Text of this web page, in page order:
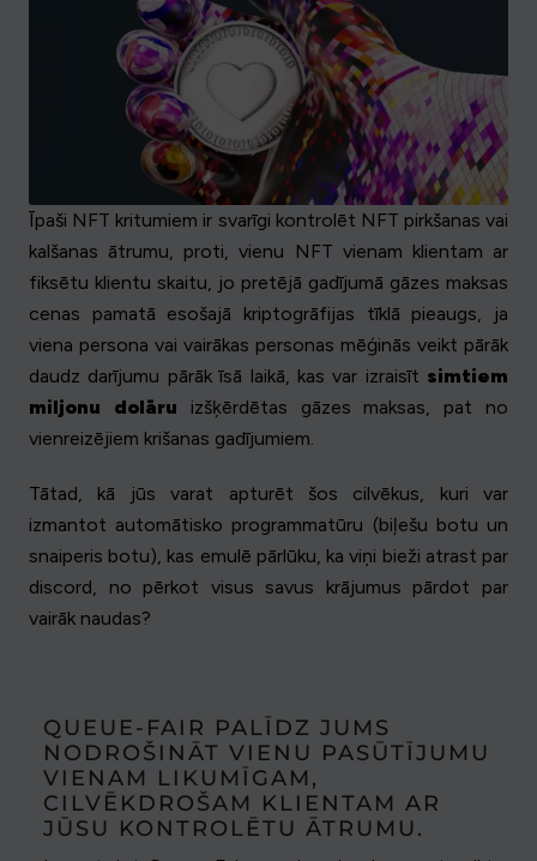
Īpaši NFT kritumiem ir svarīgi kontrolēt NFT pirkšanas vai
kalšanas ātrumu, proti, vienu NFT vienam klientam ar
fiksētu klientu skaitu, jo pretējā gadījumā gāzes maksas
cenas pamatā esošajā kriptogrāfijas tīklā pieaugs, ja
viena persona vai vairākas personas mēģinās veikt pārāk
daudz darījumu pārāk īsā laikā, kas var izraisīt simtiem
miljonu dolāru izšķērdētas gāzes maksas, pat no
vienreizējiem krišanas gadījumiem.
Tātad, kā jūs varat apturēt šos cilvēkus, kuri var
izmantot automātisko programmatūru (biļešu botu un
snaiperis botu), kas emulē pārlūku, ka viņi bieži atrast par
discord, no pērkot visus savus krājumus pārdot par
vairāk naudas?
QUEUE-FAIR PALĪDZ JUMS
NODROŠINĀT VIENU PASŪTĪJUMU
VIENAM LIKUMĪGAM,
CILVĒKDROŠAM KLIENTAM AR
JŪSU KONTROLĒTU ĀTRUMU.